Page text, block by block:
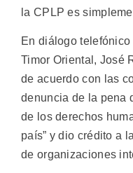
la CPLP es
En diálogo
Timor Oriental, José
de acuerdo con las
denuncia de la pena
de los derechos
país” y dio crédito a
de organizaciones